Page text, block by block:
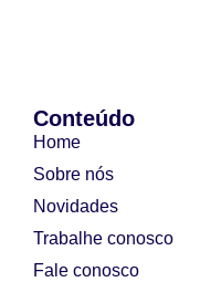
Conteúdo
Home
Sobre nós
Novidades
Trabalhe conosco
Fale conosco